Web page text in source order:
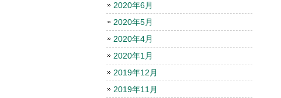
2020年6月
2020年5月
2020年4月
2020年1月
2019年12月
2019年11月